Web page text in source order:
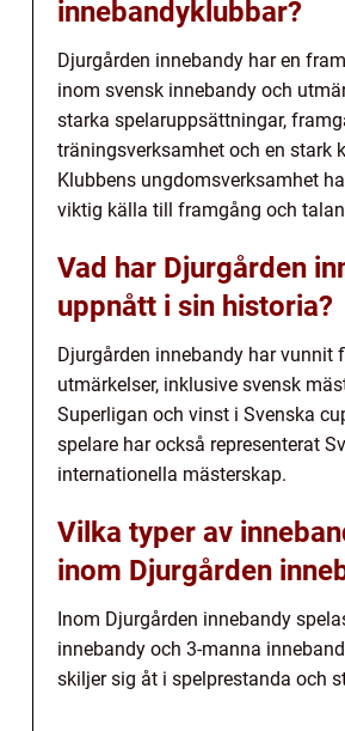
innebandyklubbar?
Djurgården innebandy har en
inom svensk innebandy och
starka spelaruppsättningar,
träningsverksamhet och en stark
Klubbens ungdomsverksamhet
viktig källa till framgång och
Vad har Djurgården
uppnått i sin historia?
Djurgården innebandy har vunnit
utmärkelser, inklusive svensk
Superligan och vinst i Svenska
spelare har också representerat
internationella mästerskap.
Vilka typer av
inom Djurgården
Inom Djurgården innebandy
innebandy och 3-manna
skiljer sig åt i spelprestanda och